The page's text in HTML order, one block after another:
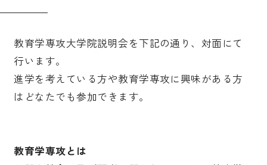
受験生の皆さま
保護者等の皆さま
在学生の皆さま
卒業生の皆さま
学校法人日本女子大学
附属高等学校
教育学専攻大学院説明会を下記の通り、対面にて
行います。
進学を考えている方や教育学専攻に興味がある方
はどなたでも参加できます。
教育学専攻とは